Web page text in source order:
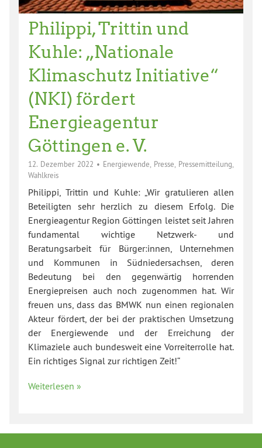
Philippi, Trittin und
Kuhle: „Nationale
Klimaschutz Initiative“
(NKI) fördert
Energieagentur
Göttingen e. V.
12. Dezember 2022 • Energiewende Presse Pressemitteilung
Wahlkreis
Philippi, Trittin und Kuhle: „Wir gratulieren allen
Beteiligten sehr herzlich zu diesem Erfolg. Die
Energieagentur Region Göttingen leistet seit Jahren
fundamental wichtige Netzwerk- und
Beratungsarbeit für Bürger:innen, Unternehmen
und Kommunen in Südniedersachsen, deren
Bedeutung bei den gegenwärtig horrenden
Energiepreisen auch noch zugenommen hat. Wir
freuen uns, dass das BMWK nun einen regionalen
Akteur fördert, der bei der praktischen Umsetzung
der Energiewende und der Erreichung der
Klimaziele auch bundesweit eine Vorreiterrolle hat.
Ein richtiges Signal zur richtigen Zeit!“
Weiterlesen »